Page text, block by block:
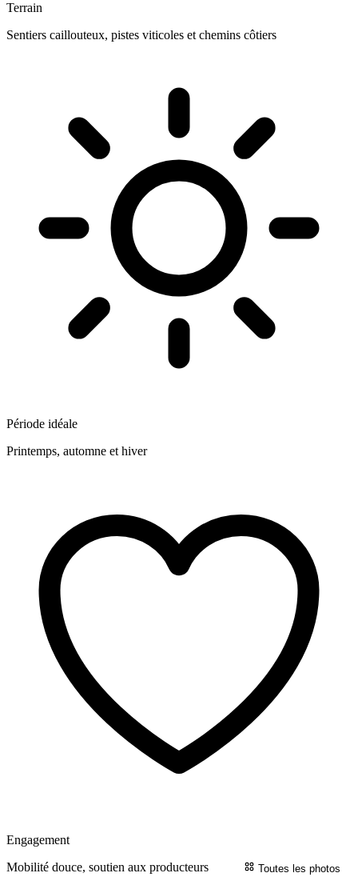
Toutes les photos
Terrain
Sentiers caillouteux, pistes viticoles et chemins côtiers
Période idéale
Printemps, automne et hiver
Engagement
Mobilité douce, soutien aux producteurs